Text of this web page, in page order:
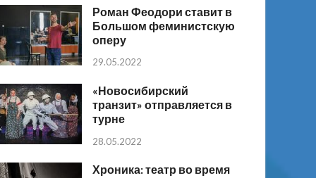
Роман Феодори ставит в
Большом феминистскую
оперу
29.05.2022
«Новосибирский
транзит» отправляется в
турне
28.05.2022
Хроника: театр во время